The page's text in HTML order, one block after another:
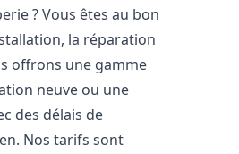
? Vous êtes au bon
la réparation
offrons une gamme
neuve ou une
des délais de
Nos tarifs sont